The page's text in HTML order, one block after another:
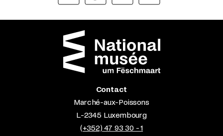
Contact
Marché-aux-Poissons
L-2345 Luxembourg
(+352) 47 93 30 - 1